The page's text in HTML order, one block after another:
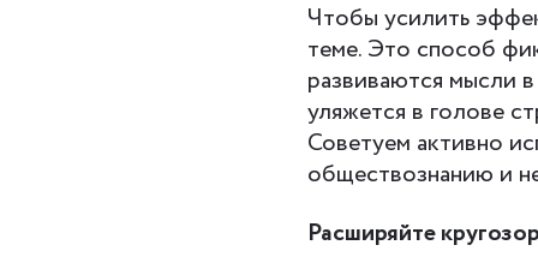
Чтобы усилить
теме. Это способ
развиваются мысли
уляжется в голове
Советуем активно
обществознанию и
Расширяйте